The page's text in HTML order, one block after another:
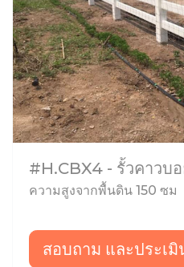
#H.CBX4 - รั้วคาวบ
ความสูงจากพื้นดิน 150 ซม
สอบถาม และประเมิ